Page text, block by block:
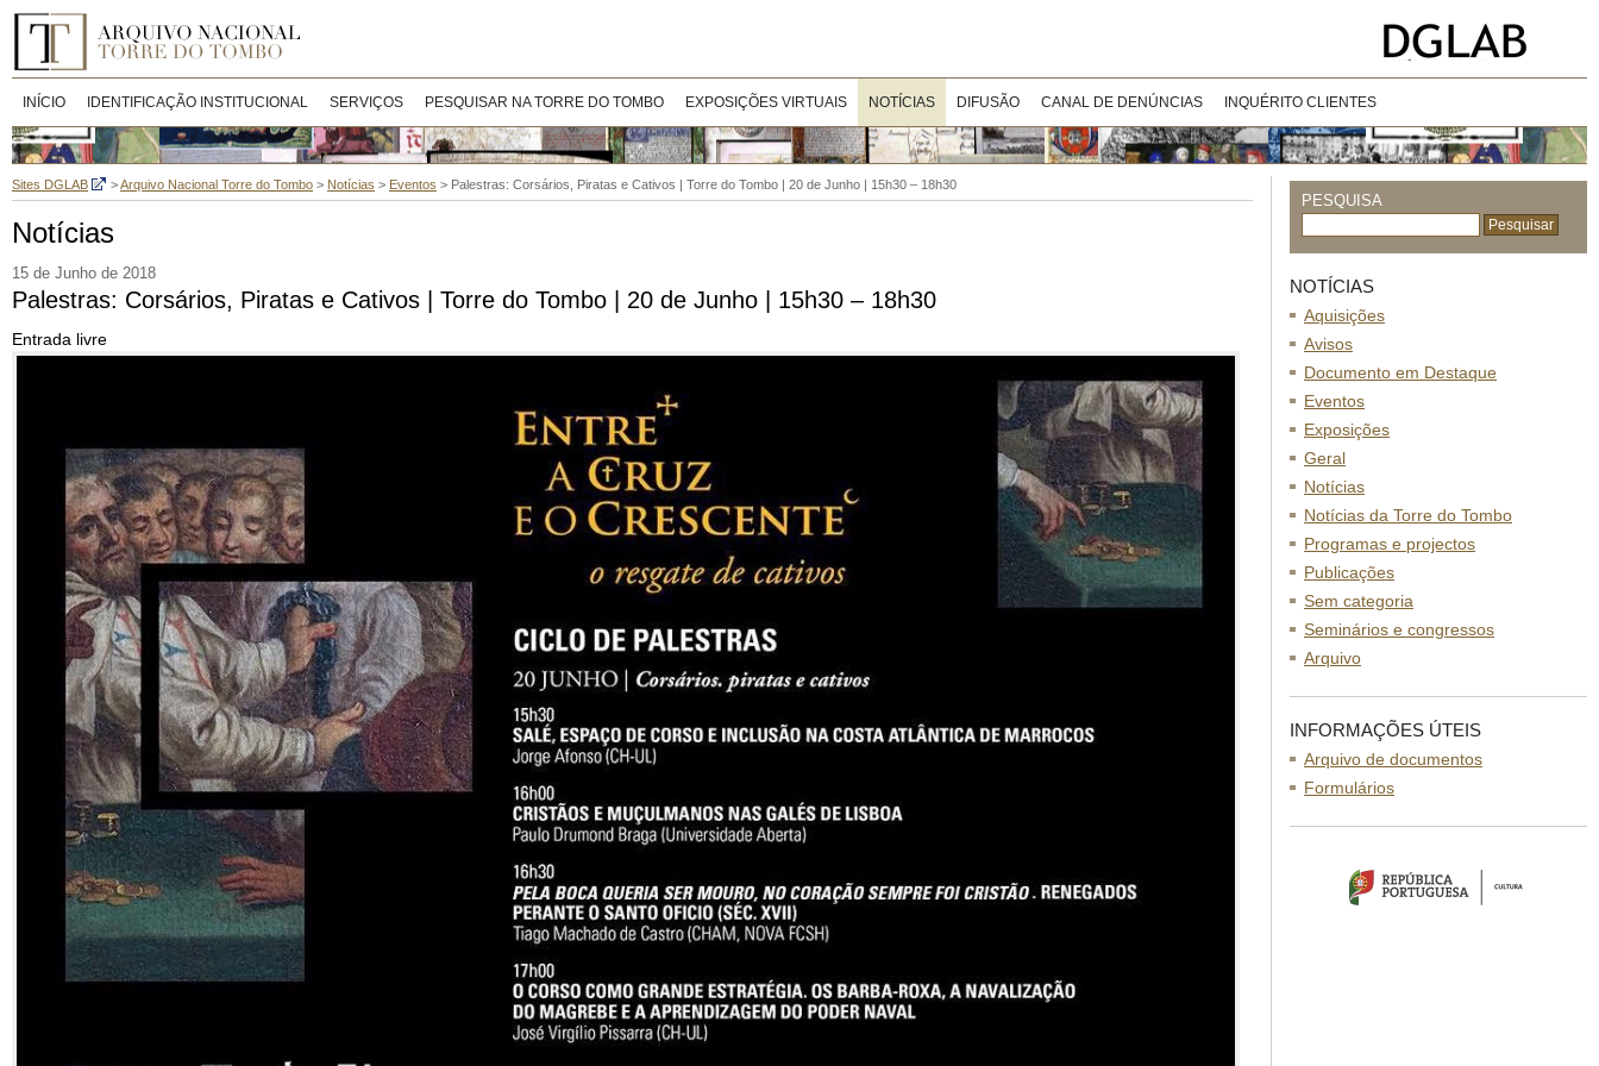
INÍCIO IDENTIFICAÇÃO INSTITUCIONAL SERVIÇOS PESQUISAR NA TORRE DO TOMBO EXPOSIÇÕES VIRTUAIS NOTÍCIAS DIFUSÃO CANAL DE DENÚNCIAS INQUÉRITO CLIENTES
Sites DGLAB >Arquivo Nacional Torre do Tombo > Notícias > Eventos > Palestras: Corsários, Piratas e Cativos | Torre do Tombo | 20 de Junho | 15h30 – 18h30
Notícias
15 de Junho de 2018
Palestras: Corsários, Piratas e Cativos | Torre do Tombo | 20 de Junho | 15h30 – 18h30
Entrada livre
PESQUISA
NOTÍCIAS
Aquisições
Avisos
Documento em Destaque
Eventos
Exposições
Geral
Notícias
Notícias da Torre do Tombo
Programas e projectos
Publicações
Sem categoria
Seminários e congressos
Arquivo
INFORMAÇÕES ÚTEIS
Arquivo de documentos
Formulários